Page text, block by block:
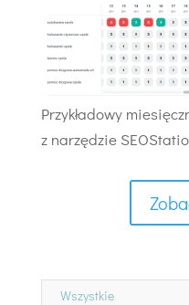
Przykładowy
z narzędzie
Wszystkie